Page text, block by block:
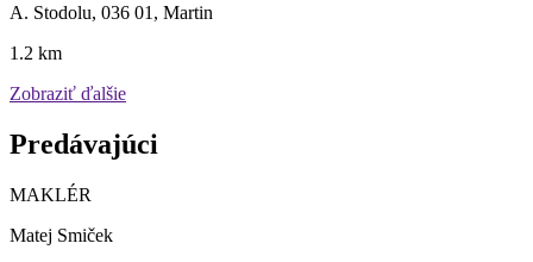
A. Stodolu, 036 01, Martin
1.2 km
Zobraziť ďalšie
Predávajúci
MAKLÉR
Matej Smiček